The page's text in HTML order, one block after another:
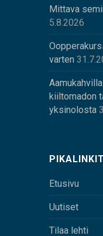
Mittava
5.8.2026
varten
kiiltomadon
yksinolosta
PIKALINKIT
Etusivu
Uutiset
Tilaa lehti